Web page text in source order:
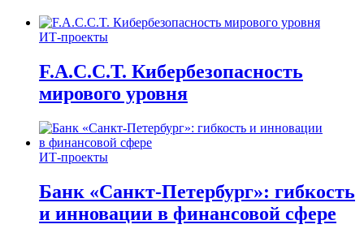
ИТ-проекты
F.A.C.C.T. Кибербезопасность
мирового уровня
ИТ-проекты
Банк «Санкт-Петербург»: гибкость
и инновации в финансовой сфере